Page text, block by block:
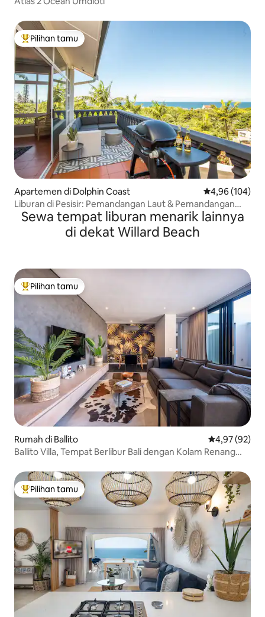
Pilihan tamu terpopuler
Pilihan tamu
Apartemen di Dolphin Coast Nilai rata-rata
4,96 (104)
Liburan di Pesisir: Pemandangan Laut & Pemandangan
Hutan
Sewa tempat liburan menarik lainnya
di dekat Willard Beach
Pilihan tamu terpopuler
Pilihan tamu
Rumah di Ballito Nilai rata-rata
4,97 (92)
Ballito Villa, Tempat Berlibur Bali dengan Kolam Renang
Pilihan tamu terpopuler
Pilihan tamu